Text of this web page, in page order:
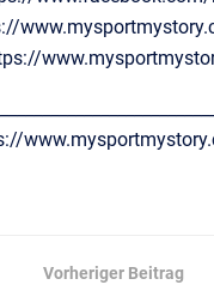
Vorheriger Beitrag